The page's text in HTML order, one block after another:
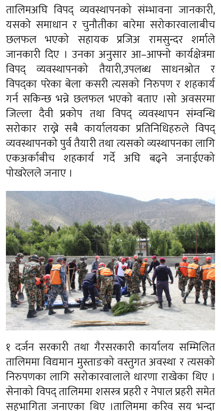
तालिमअघि विपद् व्यवस्थापनको संम्भावना जानकारी,
यसको समाधान र चुनौतीका बारेमा सरोकारवालाबीच
छलफल भएको सहायक प्रजिअ रामसुन्दर शर्माले
जानकारी दिए । उनका अनुसार आ–आफ्नो कार्यक्षेत्रमा
विपद् व्यवस्थापनको तैयारी,उपलब्ध साधनश्रोत र
विपद्का परेका बेला कसरी त्यसको निरुपण र शहकार्य
गर्न सकिन्छ भन्ने छलफल भएको बताए ।सो अवसरमा
जिल्ला दैवी प्रकोप तथा विपद् व्यवस्थापन संम्वन्धि
सरोकार राख्ने सबै कार्यालयका प्रतिनिधिहरुले विपद्
व्यवस्थापनको पुर्व तैयारी तथा त्यसको व्यस्थापनका लागि
एकअर्काबीच शहकार्य गर्दे अघि बढ्ने जनाईएको
पोखरेलले जनाए ।
१ दर्जन सरकारी तथा गैरसरकारी कार्यालय सम्मिलित
तालिममा विद्यमान मुस्ताङको वस्तुगत अवस्था र त्यसको
निरुपणका लागि सरोकारवालाले धारणा राखेका थिए ।
सेनाको विपद् तालिममा शसस्त्र प्रहरी र नेपाल प्रहरी समेत
सहभागिता जनाएका थिए ।तालिममा करिव सय भन्दा